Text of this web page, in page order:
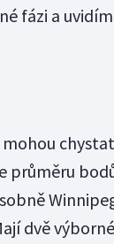
fázi a
průměru
dvě